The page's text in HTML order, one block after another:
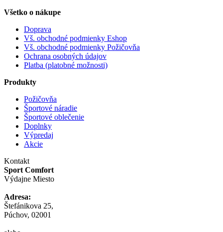
Všetko o nákupe
Doprava
Vš. obchodné podmienky Eshop
Vš. obchodné podmienky Požičovňa
Ochrana osobných údajov
Platba (platobné možnosti)
Produkty
Požičovňa
Športové náradie
Športové oblečenie
Doplnky
Výpredaj
Akcie
Kontakt
Sport Comfort
Výdajne Miesto
Adresa:
Štefánikova 25,
Púchov, 02001